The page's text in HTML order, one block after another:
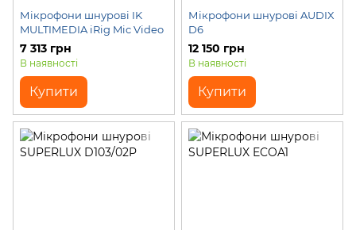
Мікрофони шнурові IK
MULTIMEDIA iRig Mic Video
7 313 грн
В наявності
Купити
Мікрофони шнурові AUDIX
D6
12 150 грн
В наявності
Купити